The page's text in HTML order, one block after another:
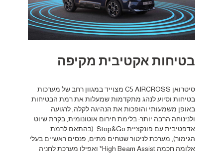
בטיחות אקטיבית מקיפה
סיטרואן C5 AIRCROSS מצוייד במגוון רחב של מערכות
בטיחות וסיוע לנהג מתקדמות שמעלות את רמת הבטיחות
באופן משמעותי והופכות את הנהיגה לקלה, לרגועה
ולנינוחה הרבה יותר: בלימת חירום אוטונומית, בקרת שיוט
אדפטיבית עם פונקציית Stop&Go (בהתאם לרמת
הגימור), מערכת לניטור שטחים מתים, פנסים ראשיים בעלי
אלומה חכמה High Beam Assist* ואפילו מערכת לחניה